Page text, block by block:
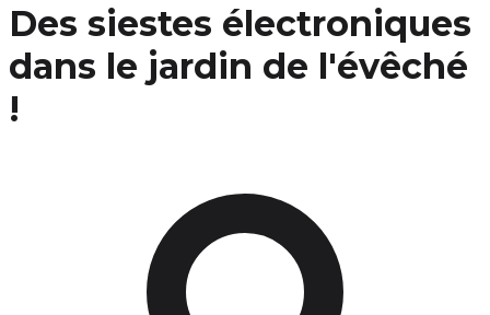
Des siestes électroniques
dans le jardin de l'évêché
!